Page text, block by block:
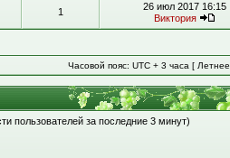
1
26 июл 2017 16:15
Виктория
Часовой пояс: UTC + 3 часа [
пользователей за последние 3 минут)